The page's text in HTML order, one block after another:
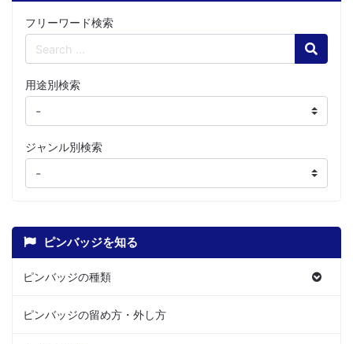
フリーワード検索
Search
用途別検索
ジャンル別検索
ピンバッジを知る
ピンバッジの種類
ピンバッジの留め方・外し方